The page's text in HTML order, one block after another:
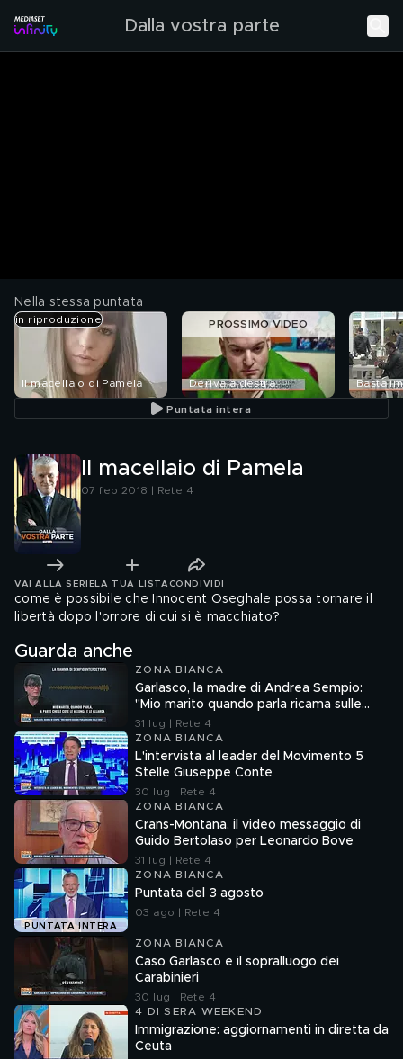
Dalla vostra parte
Nella stessa puntata
in riproduzione
Il macellaio di Pamela Deriva a destra
PROSSIMO VIDEO
Basta
Puntata intera
Il macellaio di Pamela
07 feb 2018 | Rete 4
VAI ALLA SERIE LA TUA LISTA CONDIVIDI
come è possibile che Innocent Oseghale possa tornare il
libertà dopo l'orrore di cui si è macchiato?
Guarda anche
ZONA BIANCA
Garlasco, la madre di Andrea Sempio:
"Mio marito quando parla ricama sulle
cose"
31 lug | Rete 4
ZONA BIANCA
L'intervista al leader del Movimento 5
Stelle Giuseppe Conte
30 lug | Rete 4
ZONA BIANCA
Crans-Montana, il video messaggio di
Guido Bertolaso per Leonardo Bove
31 lug | Rete 4
PUNTATA INTERA
ZONA BIANCA
Puntata del 3 agosto
03 ago | Rete 4
ZONA BIANCA
Caso Garlasco e il sopralluogo dei
Carabinieri
30 lug | Rete 4
4 DI SERA WEEKEND
Immigrazione: aggiornamenti in diretta da
Ceuta